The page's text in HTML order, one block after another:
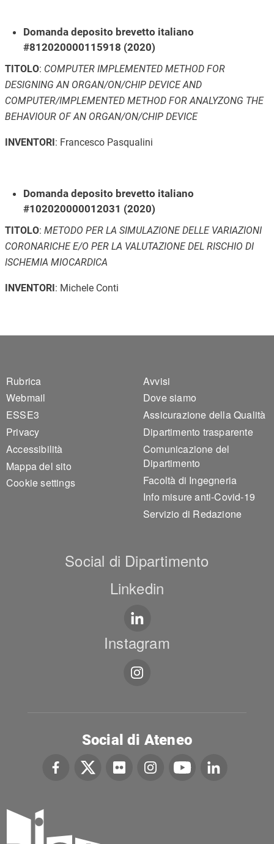
Domanda deposito brevetto italiano
#812020000115918 (2020)
TITOLO: COMPUTER IMPLEMENTED METHOD FOR
DESIGNING AN ORGAN/ON/CHIP DEVICE AND
COMPUTER/IMPLEMENTED METHOD FOR ANALYZONG THE
BEHAVIOUR OF AN ORGAN/ON/CHIP DEVICE
INVENTORI: Francesco Pasqualini
Domanda deposito brevetto italiano
#102020000012031 (2020)
TITOLO: METODO PER LA SIMULAZIONE DELLE VARIAZIONI
CORONARICHE E/O PER LA VALUTAZIONE DEL RISCHIO DI
ISCHEMIA MIOCARDICA
INVENTORI: Michele Conti
Footer 1
Rubrica
Webmail
ESSE3
Privacy
Accessibilità
Mappa del sito
Cookie settings
Footer 2
Avvisi
Dove siamo
Assicurazione della Qualità
Dipartimento trasparente
Comunicazione del
Dipartimento
Facoltà di Ingegneria
Info misure anti-Covid-19
Servizio di Redazione
Social di Dipartimento
Linkedin
Instagram
Social di Ateneo